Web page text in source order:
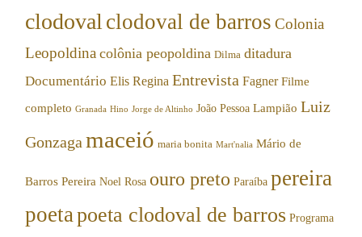
clodoval clodoval de barros Colonia
Leopoldina colônia peopoldina Dilma ditadura
Documentário Elis Regina Entrevista Fagner Filme
completo Granada Hino Jorge de Altinho João Pessoa Lampião Luiz
Gonzaga maceió maria bonita Mart'nalia Mário de
Barros Pereira Noel Rosa ouro preto Paraíba pereira
poetapoeta clodoval de barros Programa